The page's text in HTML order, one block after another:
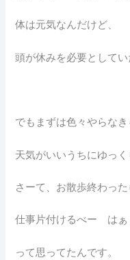
体は元気なんだけど、
頭が休みを必要としてい
でもまずは色々やらなき
天気がいいうちにゆっく
さーて、お散歩終わった
仕事片付けるべー はぁ
って思ってたんです。